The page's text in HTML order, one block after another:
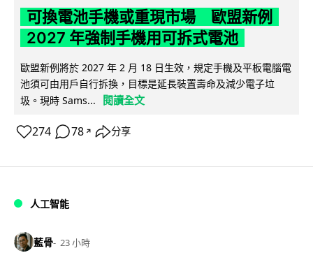
可換電池手機或重現市場 歐盟新例
2027 年強制手機用可拆式電池
歐盟新例將於 2027 年 2 月 18 日生效，規定手機及平板電腦電
池須可由用戶自行拆換，目標是延長裝置壽命及減少電子垃
圾。現時 Sams...
閱讀全文
274 78 ↗ 分享
人工智能
藍骨 23 小時